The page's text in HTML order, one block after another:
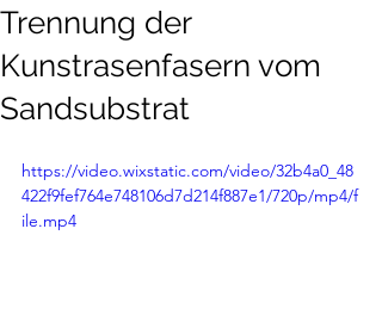
Trennung der
Kunstrasenfasern vom
Sandsubstrat
https://video.wixstatic.com/video/32b4a0_48
422f9fef764e748106d7d214f887e1/720p/mp4/f
ile.mp4